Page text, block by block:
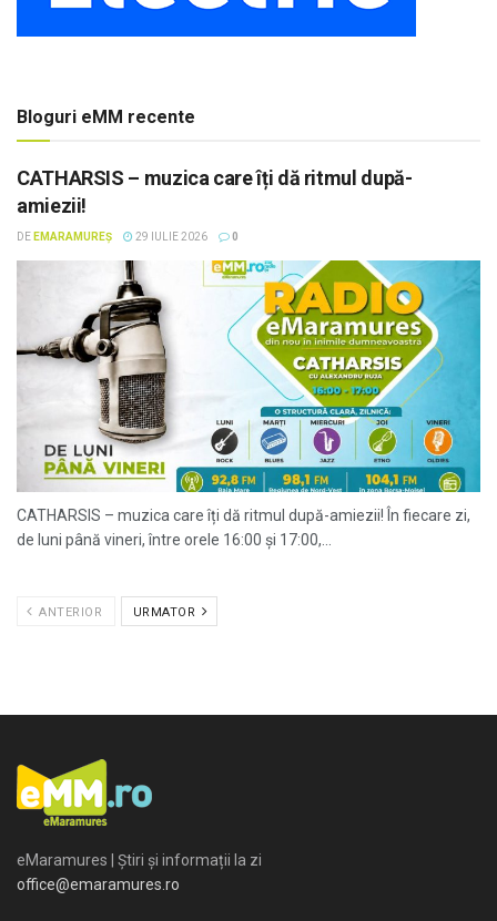
Bloguri eMM recente
CATHARSIS – muzica care îți dă ritmul după-
amiezii!
DE EMARAMUREȘ 29 IULIE 2026 0
CATHARSIS – muzica care îți dă ritmul după-amiezii! În fiecare zi,
de luni până vineri, între orele 16:00 și 17:00,...
ANTERIOR URMATOR
eMaramures | Știri și informații la zi
office@emaramures.ro